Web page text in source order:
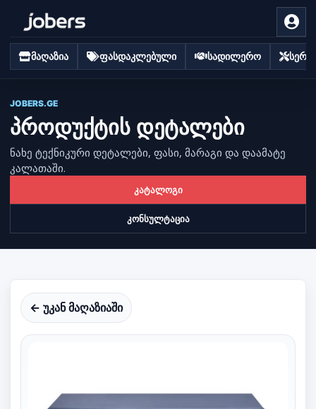
მაღაზია ფასდაკლებული სადილერო
JOBERS.GE
პროდუქტის დეტალები
ნახე ტექნიკური დეტალები, ფასი, მარაგი და დაამატე
კალათაში.
კატალოგი
კონსულტაცია
← უკან მაღაზიაში